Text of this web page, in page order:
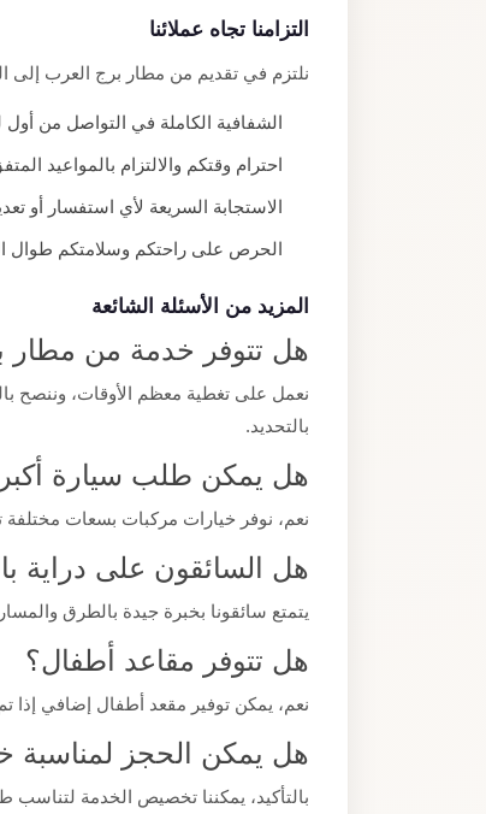
التزامنا تجاه عملائنا
نلتزم في تقديم من مطار برج العرب إلى
الشفافية الكاملة في التواصل من
احترام وقتكم والالتزام بالمواعيد
الاستجابة السريعة لأي استفسار أو
الحرص على راحتكم وسلامتكم طوال
المزيد من الأسئلة الشائعة
هل تتوفر خدمة من مطار
نعمل على تغطية معظم الأوقات، وننصح
بالتحديد.
هل يمكن طلب سيارة
نعم، نوفر خيارات مركبات بسعات
هل السائقون على دراية
يتمتع سائقونا بخبرة جيدة بالطرق
هل تتوفر مقاعد أطفال؟
نعم، يمكن توفير مقعد أطفال إضافي إذا
هل يمكن الحجز لمناسبة
بالتأكيد، يمكننا تخصيص الخدمة لتناسب